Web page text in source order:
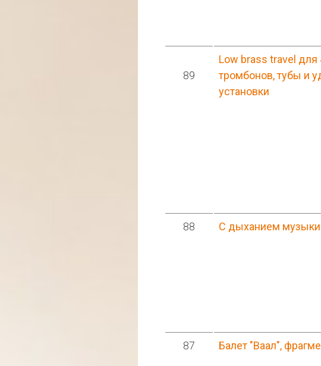
89
Low brass travel для
тромбонов, тубы и
установки
88 С дыханием музыки
87 Балет "Ваал",